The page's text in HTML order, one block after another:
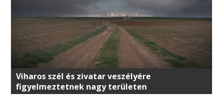
Viharos szél és zivatar veszélyére
figyelmeztetnek nagy területen